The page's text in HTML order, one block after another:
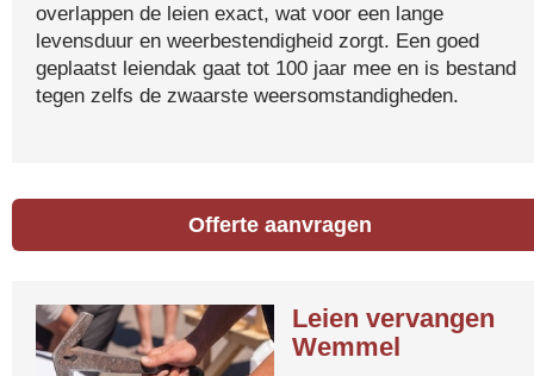
overlappen de leien exact, wat voor een lange
levensduur en weerbestendigheid zorgt. Een goed
geplaatst leiendak gaat tot 100 jaar mee en is bestand
tegen zelfs de zwaarste weersomstandigheden.
Offerte aanvragen
Leien vervangen
Wemmel